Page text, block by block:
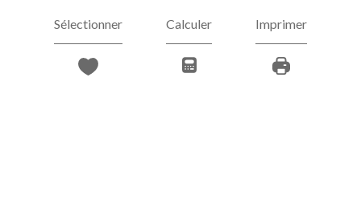
Sélectionner Calculer Imprimer